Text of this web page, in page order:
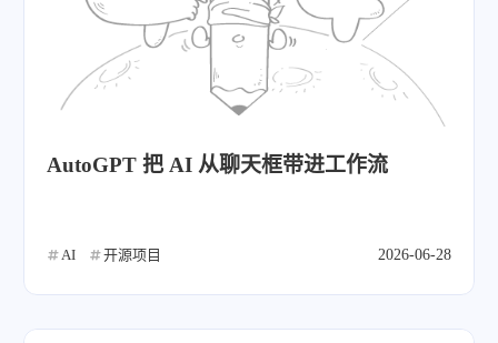
AutoGPT 把 AI 从聊天框带进工作流
AI 开源项目 2026-06-28